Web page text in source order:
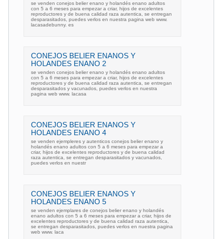
se venden conejos belier enano y holandés enano adultos
con 5 a 6 meses para empezar a criar, hijos de excelentes
reproductores y de buena calidad raza autentica, se entregan
desparasitados, puedes verlos en nuestra pagina web www.
lacasadebunny. es
CONEJOS BELIER ENANOS Y
HOLANDES ENANO 2
se venden conejos belier enano y holandés enano adultos
con 5 a 6 meses para empezar a criar, hijos de excelentes
reproductores y de buena calidad raza autentica, se entregan
desparasitados y vacunados, puedes verlos en nuestra
pagina web www. lacasa
CONEJOS BELIER ENANOS Y
HOLANDES ENANO 4
se venden ejempleres y autenticos conejos belier enano y
holandés enano adultos con 5 a 6 meses para empezar a
criar, hijos de excelentes reproductores y de buena calidad
raza autentica, se entregan desparasitados y vacunados,
puedes verlos en nuestr
CONEJOS BELIER ENANOS Y
HOLANDES ENANO 5
se venden ejemplares de conejos belier enano y holandés
enano adultos con 5 a 6 meses para empezar a criar, hijos de
excelentes reproductores y de buena calidad raza autentica,
se entregan desparasitados, puedes verlos en nuestra pagina
web www. laca